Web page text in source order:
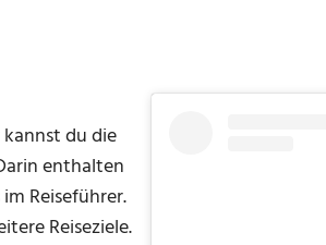
du die
enthalten
Reiseführer.
Reiseziele.